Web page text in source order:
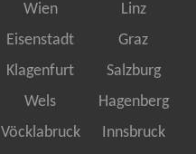
Wien
Linz
Eisenstadt
Graz
Klagenfurt
Salzburg
Wels
Hagenberg
Vöcklabruck
Innsbruck